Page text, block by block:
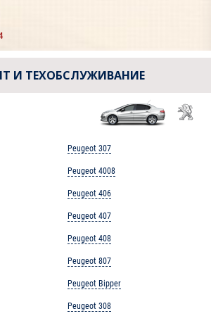
И ТЕХОБСЛУЖИВАНИЕ
Peugeot 307
Peugeot 4008
Peugeot 406
Peugeot 407
Peugeot 408
Peugeot 807
Peugeot Bipper
Peugeot 308